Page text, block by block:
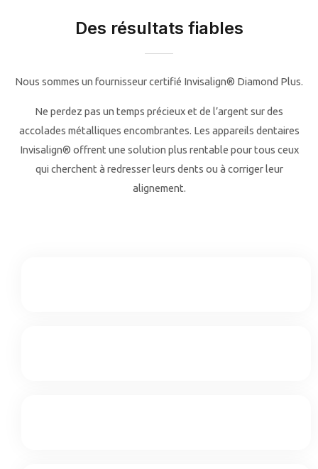
Des résultats fiables
Nous sommes un fournisseur certifié Invisalign® Diamond Plus.
Ne perdez pas un temps précieux et de l’argent sur des
accolades métalliques encombrantes. Les appareils dentaires
Invisalign® offrent une solution plus rentable pour tous ceux
qui cherchent à redresser leurs dents ou à corriger leur
alignement.